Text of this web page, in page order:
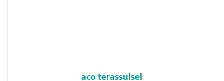
aco terassulsel